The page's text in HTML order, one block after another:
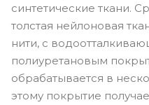
синтетические ткани.
толстая нейлоновая
нити, с
полиуретановым
обрабатывается в
этому покрытие